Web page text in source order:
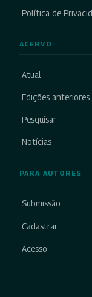
Política de
ACERVO
Atual
Edições anteriores
Pesquisar
Notícias
PARA AUTORES
Submissão
Cadastrar
Acesso